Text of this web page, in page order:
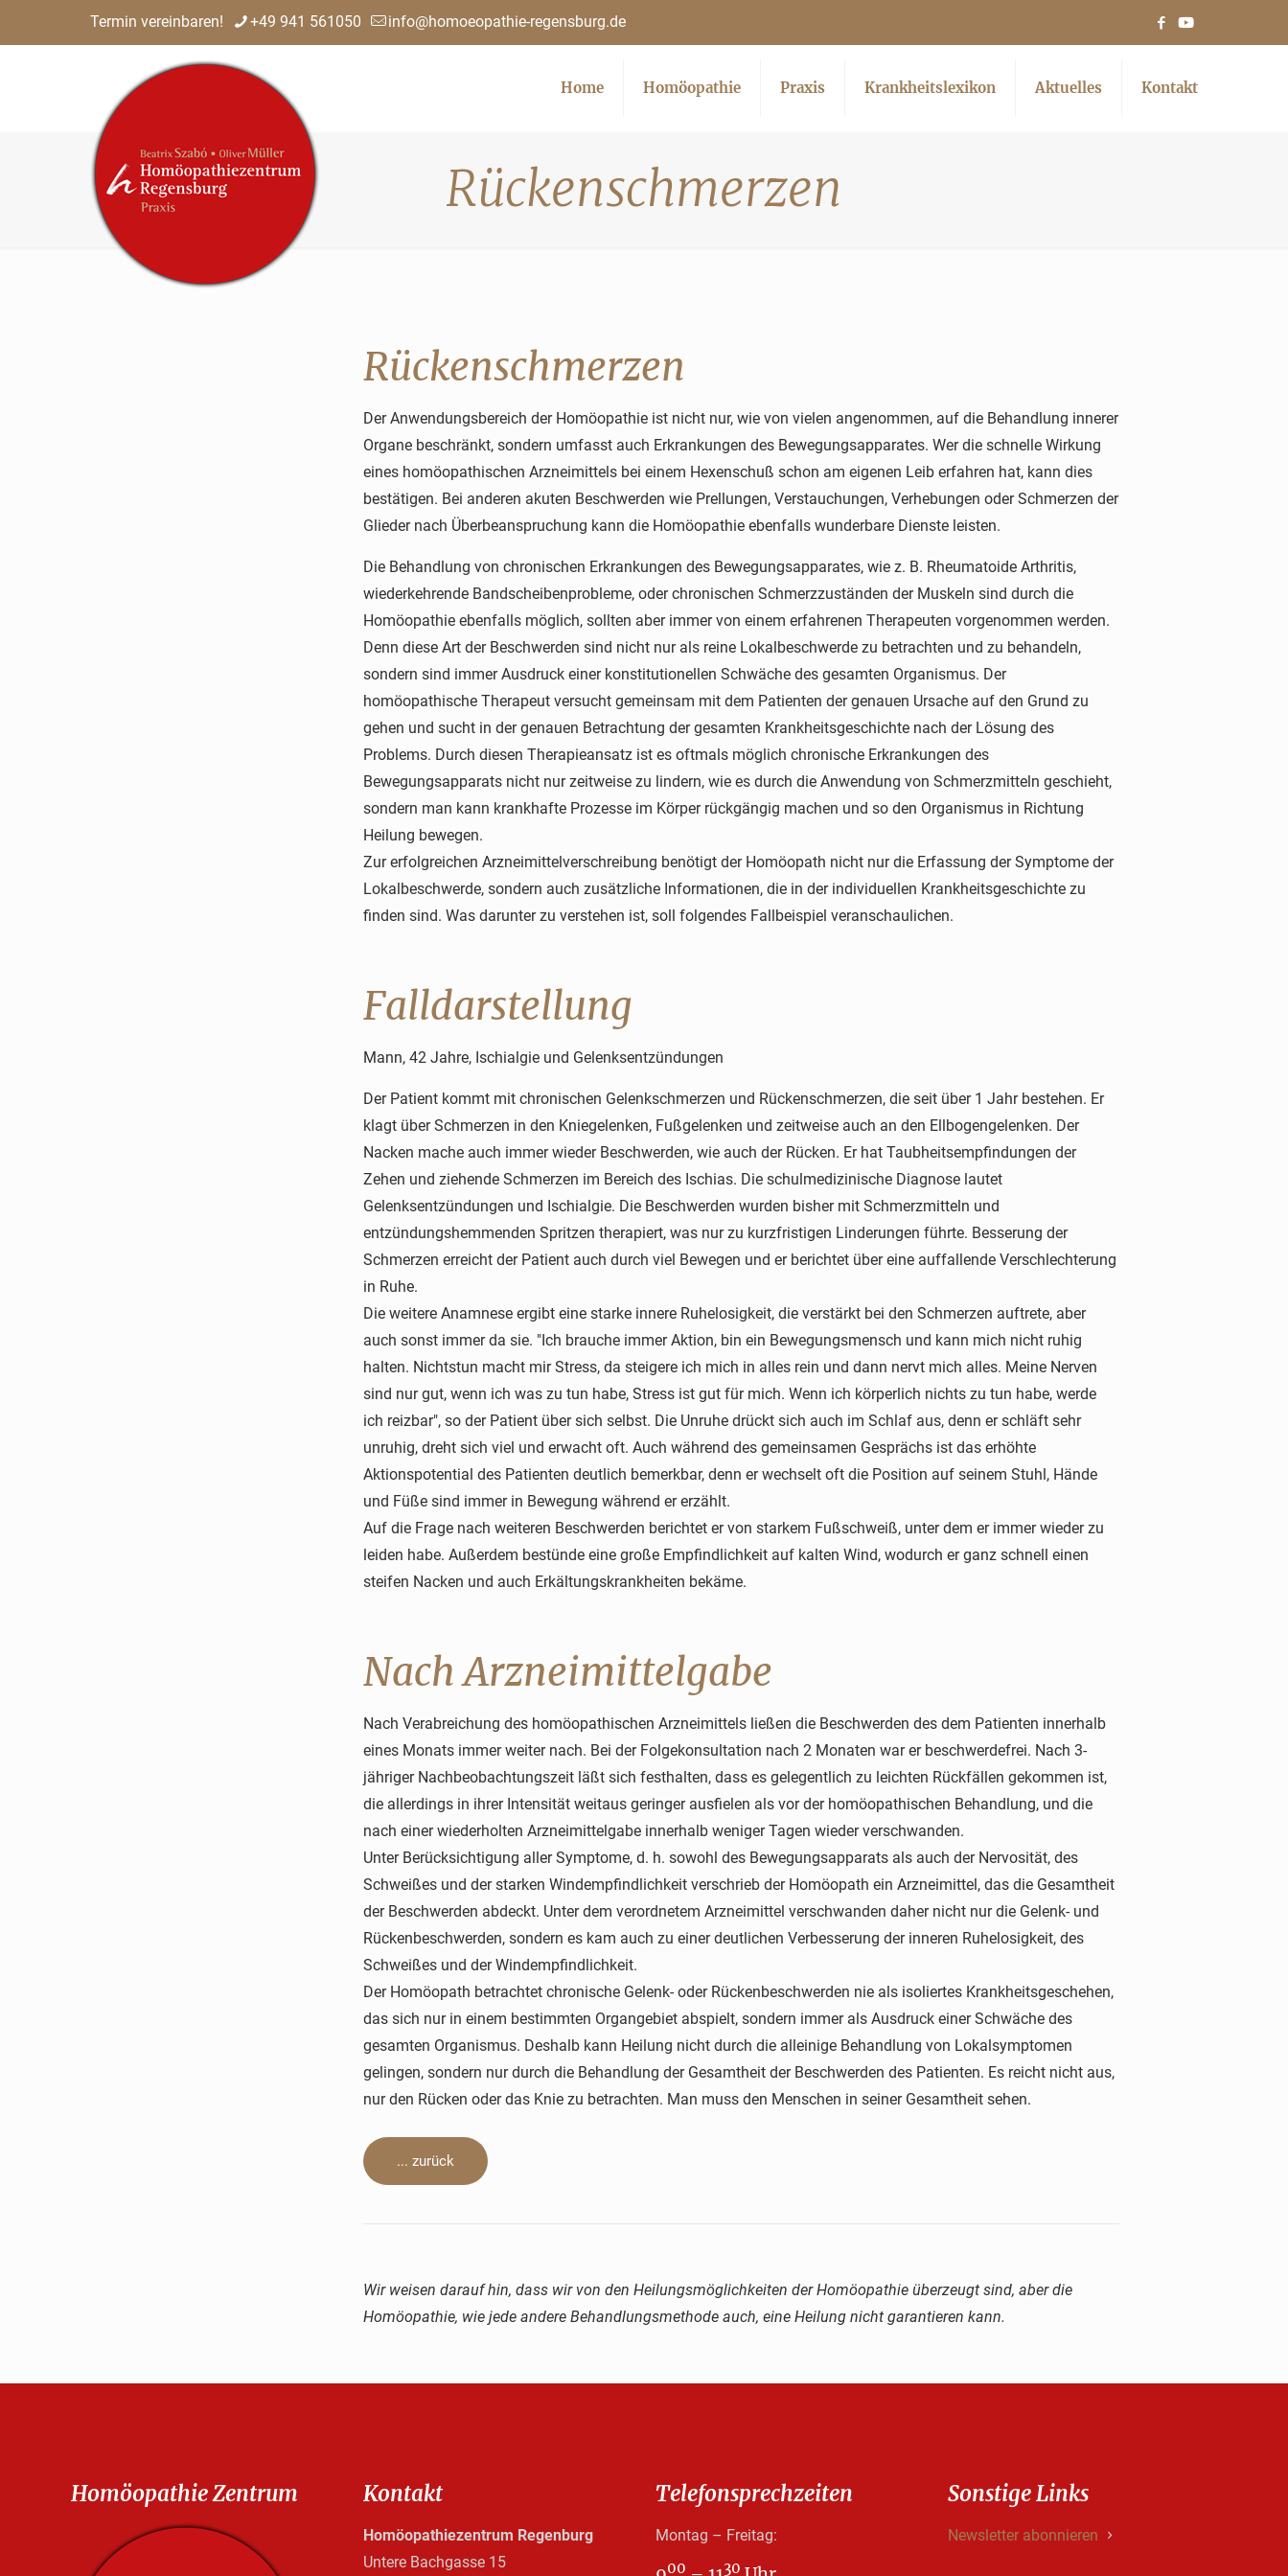
Termin vereinbaren! +49 941 561050 info@homoeopathie-regensburg.de
Home Homöopathie Praxis Krankheitslexikon Aktuelles Kontakt
Rückenschmerzen
Rückenschmerzen
Der Anwendungsbereich der Homöopathie ist nicht nur, wie von vielen angenommen, auf die Behandlung innerer
Organe beschränkt, sondern umfasst auch Erkrankungen des Bewegungsapparates. Wer die schnelle Wirkung
eines homöopathischen Arzneimittels bei einem Hexenschuß schon am eigenen Leib erfahren hat, kann dies
bestätigen. Bei anderen akuten Beschwerden wie Prellungen, Verstauchungen, Verhebungen oder Schmerzen der
Glieder nach Überbeanspruchung kann die Homöopathie ebenfalls wunderbare Dienste leisten.
Die Behandlung von chronischen Erkrankungen des Bewegungsapparates, wie z. B. Rheumatoide Arthritis,
wiederkehrende Bandscheibenprobleme, oder chronischen Schmerzzuständen der Muskeln sind durch die
Homöopathie ebenfalls möglich, sollten aber immer von einem erfahrenen Therapeuten vorgenommen werden.
Denn diese Art der Beschwerden sind nicht nur als reine Lokalbeschwerde zu betrachten und zu behandeln,
sondern sind immer Ausdruck einer konstitutionellen Schwäche des gesamten Organismus. Der
homöopathische Therapeut versucht gemeinsam mit dem Patienten der genauen Ursache auf den Grund zu
gehen und sucht in der genauen Betrachtung der gesamten Krankheitsgeschichte nach der Lösung des
Problems. Durch diesen Therapieansatz ist es oftmals möglich chronische Erkrankungen des
Bewegungsapparats nicht nur zeitweise zu lindern, wie es durch die Anwendung von Schmerzmitteln geschieht,
sondern man kann krankhafte Prozesse im Körper rückgängig machen und so den Organismus in Richtung
Heilung bewegen.
Zur erfolgreichen Arzneimittelverschreibung benötigt der Homöopath nicht nur die Erfassung der Symptome der
Lokalbeschwerde, sondern auch zusätzliche Informationen, die in der individuellen Krankheitsgeschichte zu
finden sind. Was darunter zu verstehen ist, soll folgendes Fallbeispiel veranschaulichen.
Falldarstellung
Mann, 42 Jahre, Ischialgie und Gelenksentzündungen
Der Patient kommt mit chronischen Gelenkschmerzen und Rückenschmerzen, die seit über 1 Jahr bestehen. Er
klagt über Schmerzen in den Kniegelenken, Fußgelenken und zeitweise auch an den Ellbogengelenken. Der
Nacken mache auch immer wieder Beschwerden, wie auch der Rücken. Er hat Taubheitsempfindungen der
Zehen und ziehende Schmerzen im Bereich des Ischias. Die schulmedizinische Diagnose lautet
Gelenksentzündungen und Ischialgie. Die Beschwerden wurden bisher mit Schmerzmitteln und
entzündungshemmenden Spritzen therapiert, was nur zu kurzfristigen Linderungen führte. Besserung der
Schmerzen erreicht der Patient auch durch viel Bewegen und er berichtet über eine auffallende Verschlechterung
in Ruhe.
Die weitere Anamnese ergibt eine starke innere Ruhelosigkeit, die verstärkt bei den Schmerzen auftrete, aber
auch sonst immer da sie. "Ich brauche immer Aktion, bin ein Bewegungsmensch und kann mich nicht ruhig
halten. Nichtstun macht mir Stress, da steigere ich mich in alles rein und dann nervt mich alles. Meine Nerven
sind nur gut, wenn ich was zu tun habe, Stress ist gut für mich. Wenn ich körperlich nichts zu tun habe, werde
ich reizbar", so der Patient über sich selbst. Die Unruhe drückt sich auch im Schlaf aus, denn er schläft sehr
unruhig, dreht sich viel und erwacht oft. Auch während des gemeinsamen Gesprächs ist das erhöhte
Aktionspotential des Patienten deutlich bemerkbar, denn er wechselt oft die Position auf seinem Stuhl, Hände
und Füße sind immer in Bewegung während er erzählt.
Auf die Frage nach weiteren Beschwerden berichtet er von starkem Fußschweiß, unter dem er immer wieder zu
leiden habe. Außerdem bestünde eine große Empfindlichkeit auf kalten Wind, wodurch er ganz schnell einen
steifen Nacken und auch Erkältungskrankheiten bekäme.
Nach Arzneimittelgabe
Nach Verabreichung des homöopathischen Arzneimittels ließen die Beschwerden des dem Patienten innerhalb
eines Monats immer weiter nach. Bei der Folgekonsultation nach 2 Monaten war er beschwerdefrei. Nach 3-
jähriger Nachbeobachtungszeit läßt sich festhalten, dass es gelegentlich zu leichten Rückfällen gekommen ist,
die allerdings in ihrer Intensität weitaus geringer ausfielen als vor der homöopathischen Behandlung, und die
nach einer wiederholten Arzneimittelgabe innerhalb weniger Tagen wieder verschwanden.
Unter Berücksichtigung aller Symptome, d. h. sowohl des Bewegungsapparats als auch der Nervosität, des
Schweißes und der starken Windempfindlichkeit verschrieb der Homöopath ein Arzneimittel, das die Gesamtheit
der Beschwerden abdeckt. Unter dem verordnetem Arzneimittel verschwanden daher nicht nur die Gelenk- und
Rückenbeschwerden, sondern es kam auch zu einer deutlichen Verbesserung der inneren Ruhelosigkeit, des
Schweißes und der Windempfindlichkeit.
Der Homöopath betrachtet chronische Gelenk- oder Rückenbeschwerden nie als isoliertes Krankheitsgeschehen,
das sich nur in einem bestimmten Organgebiet abspielt, sondern immer als Ausdruck einer Schwäche des
gesamten Organismus. Deshalb kann Heilung nicht durch die alleinige Behandlung von Lokalsymptomen
gelingen, sondern nur durch die Behandlung der Gesamtheit der Beschwerden des Patienten. Es reicht nicht aus,
nur den Rücken oder das Knie zu betrachten. Man muss den Menschen in seiner Gesamtheit sehen.
... zurück
Wir weisen darauf hin, dass wir von den Heilungsmöglichkeiten der Homöopathie überzeugt sind, aber die
Homöopathie, wie jede andere Behandlungsmethode auch, eine Heilung nicht garantieren kann.
Homöopathie Zentrum Kontakt
Homöopathiezentrum Regenburg
Untere Bachgasse 15
Telefonsprechzeiten
Montag – Freitag:
00 30
Sonstige Links
Newsletter abonnieren